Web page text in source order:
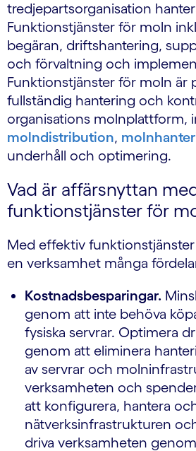
tredjepartsorganisation
Funktionstjänster för moln
begäran, driftshantering,
och förvaltning och
Funktionstjänster för moln är
fullständig hantering och
organisations molnplattform,
molndistribution,
underhåll och optimering.
Vad är affärsnyttan
funktionstjänster för
Med effektiv
en verksamhet många
Kostnadsbesparingar.
genom att inte behöva
fysiska servrar. Optimera
genom att eliminera
av servrar och
verksamheten och
att konfigurera, hantera
nätverksinfrastrukturen
driva verksamheten